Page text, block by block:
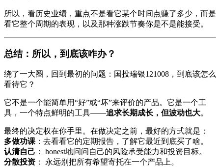
所以，看历史业绩，重点不是看它某个时间点赚了多少，而是
看它整个周期的表现，以及那种涨跌节奏你是不是能接受。
总结：所以，到底该咋办？
绕了一大圈，回到最初的问题：国投瑞银121008，到底该怎么
看待它？
它不是一个能简单用“好”或“坏”来评价的产品。它是一个工
具，一个特点鲜明的工具——追求长期成长，但波动也大。
最终的决定权在你手里。在做决定之前，最好的方式就是：
多做功课 ：去看看它的定期报告，了解它最近到底买了啥。
认清自己 ： honest地问问自己的风险承受能力和投资目标。
分散投资 ： 永远别把所有希望寄托在一个产品上。